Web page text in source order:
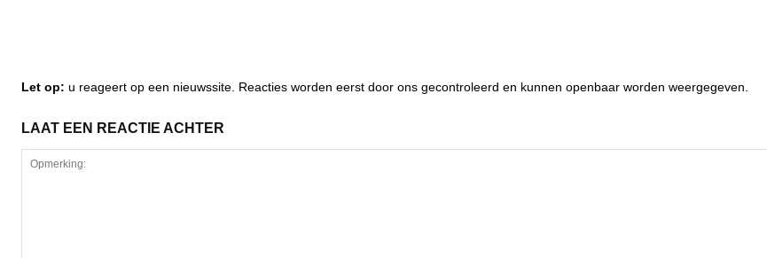
Let op: u reageert op een nieuwssite. Reacties worden eerst door ons gecontroleerd en kunnen openbaar worden weergegeven.
LAAT EEN REACTIE ACHTER